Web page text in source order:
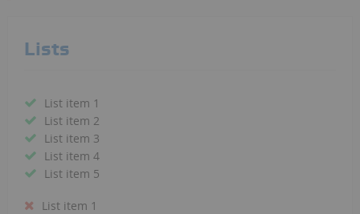
Lists
List item 1
List item 2
List item 3
List item 4
List item 5
List item 1